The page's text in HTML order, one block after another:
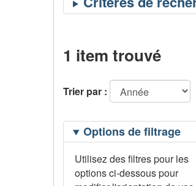
1 item trouvé
Trier par :
Filtrage
desOptions de filtrage
Utilisez des filtres pour les
options ci-dessous pour